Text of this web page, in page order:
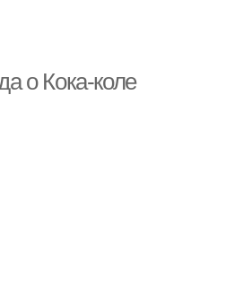
о Кока-коле